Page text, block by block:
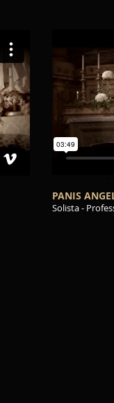
PANIS
Solista -